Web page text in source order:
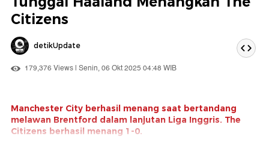
Citizens
detikUpdate
179,376 Views | Senin, 06 Okt 2025 04:48 WIB
Manchester City berhasil menang saat bertandang
melawan Brentford dalam lanjutan Liga Inggris. The
Citizens berhasil menang 1-0.